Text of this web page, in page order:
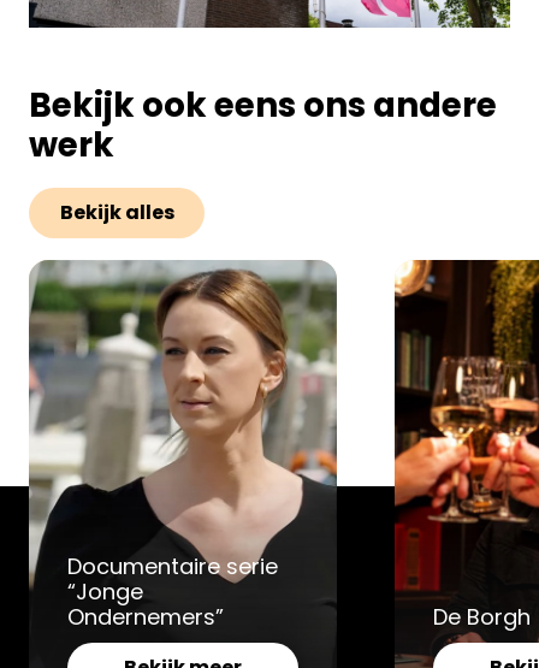
Bekijk ook eens ons andere
werk
Bekijk alles
Documentaire serie
“Jonge
Ondernemers”
De Borgh